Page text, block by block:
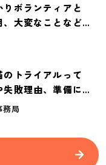
りボランティアと
大変なことなど紹
トライアルって
敗理由、準備に必
務局